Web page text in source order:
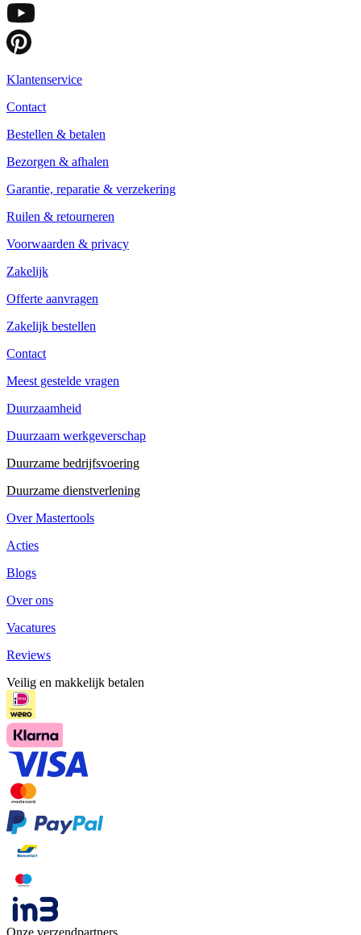
Klantenservice
Contact
Bestellen & betalen
Bezorgen & afhalen
Garantie, reparatie & verzekering
Ruilen & retourneren
Voorwaarden & privacy
Zakelijk
Offerte aanvragen
Zakelijk bestellen
Contact
Meest gestelde vragen
Duurzaamheid
Duurzaam werkgeverschap
Duurzame bedrijfsvoering
Duurzame dienstverlening
Over Mastertools
Acties
Blogs
Over ons
Vacatures
Reviews
Veilig en makkelijk betalen
Onze verzendpartners